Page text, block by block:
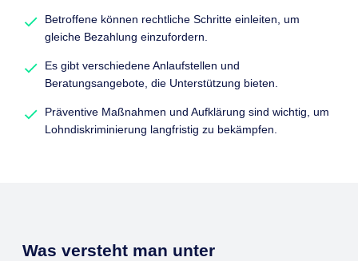
Betroffene können rechtliche Schritte einleiten, um
gleiche Bezahlung einzufordern.
Es gibt verschiedene Anlaufstellen und
Beratungsangebote, die Unterstützung bieten.
Präventive Maßnahmen und Aufklärung sind wichtig, um
Lohndiskriminierung langfristig zu bekämpfen.
Was versteht man unter